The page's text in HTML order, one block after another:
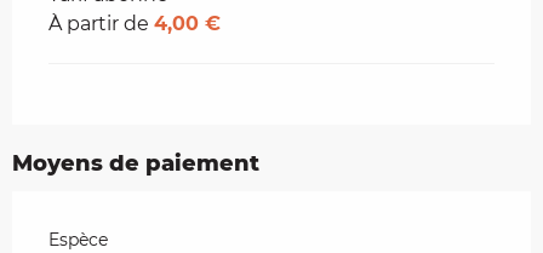
À partir de 4,00 €
Moyens de paiement
Espèce